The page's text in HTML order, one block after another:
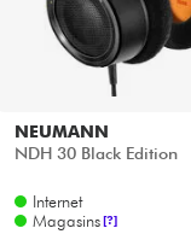
NEUMANN
NDH 30 Black Edition
Internet
Magasins[?]